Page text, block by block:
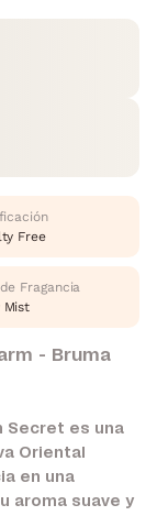
Free
Fragancia
Mist
- Bruma
Secret es una
Oriental
en una
aroma suave y